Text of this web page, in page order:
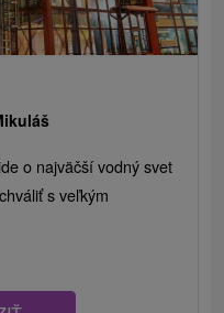
o najväčší vodný svet
s veľkým